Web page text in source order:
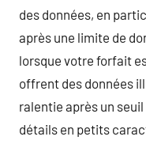
des données, en
après une limite de
lorsque votre forfait
offrent des données
ralentie après un
détails en petits